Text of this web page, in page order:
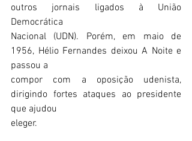
outros jornais ligados à União
Democrática
Nacional (UDN). Porém, em maio de
1956, Hélio Fernandes deixou A Noite e
passou a
compor com a oposição udenista,
dirigindo fortes ataques ao presidente
que ajudou
eleger.